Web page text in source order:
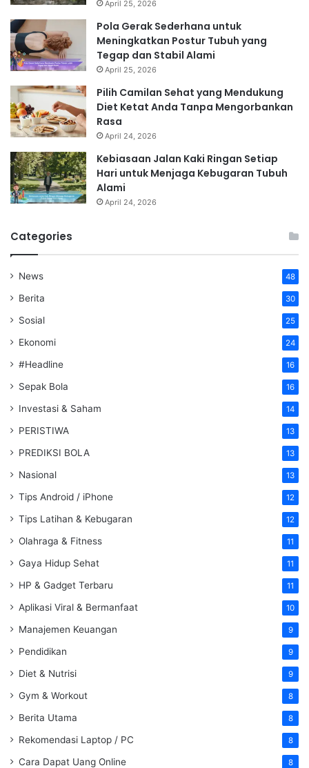
April 25, 2026
Pola Gerak Sederhana untuk
Meningkatkan Postur Tubuh yang
Tegap dan Stabil Alami
April 25, 2026
Pilih Camilan Sehat yang Mendukung
Diet Ketat Anda Tanpa Mengorbankan
Rasa
April 24, 2026
Kebiasaan Jalan Kaki Ringan Setiap
Hari untuk Menjaga Kebugaran Tubuh
Alami
April 24, 2026
Categories
News 48
Berita 30
Sosial 25
Ekonomi 24
#Headline 16
Sepak Bola 16
Investasi & Saham 14
PERISTIWA 13
PREDIKSI BOLA 13
Nasional 13
Tips Android / iPhone 12
Tips Latihan & Kebugaran 12
Olahraga & Fitness 11
Gaya Hidup Sehat 11
HP & Gadget Terbaru 11
Aplikasi Viral & Bermanfaat 10
Manajemen Keuangan 9
Pendidikan 9
Diet & Nutrisi 9
Gym & Workout 8
Berita Utama 8
Rekomendasi Laptop / PC 8
Cara Dapat Uang Online 8